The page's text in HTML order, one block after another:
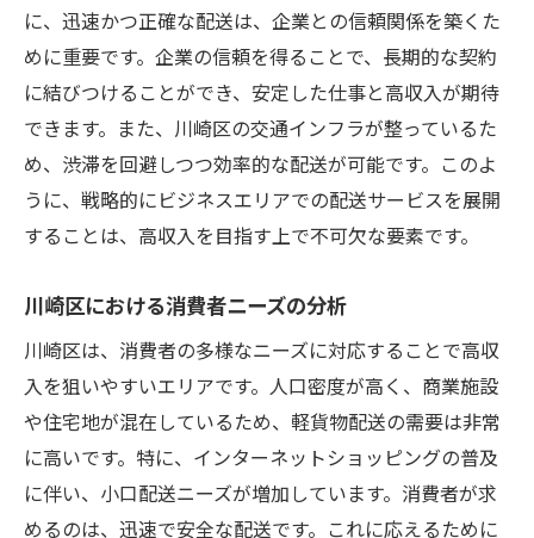
に、迅速かつ正確な配送は、企業との信頼関係を築くた
めに重要です。企業の信頼を得ることで、長期的な契約
に結びつけることができ、安定した仕事と高収入が期待
できます。また、川崎区の交通インフラが整っているた
め、渋滞を回避しつつ効率的な配送が可能です。このよ
うに、戦略的にビジネスエリアでの配送サービスを展開
することは、高収入を目指す上で不可欠な要素です。
川崎区における消費者ニーズの分析
川崎区は、消費者の多様なニーズに対応することで高収
入を狙いやすいエリアです。人口密度が高く、商業施設
や住宅地が混在しているため、軽貨物配送の需要は非常
に高いです。特に、インターネットショッピングの普及
に伴い、小口配送ニーズが増加しています。消費者が求
めるのは、迅速で安全な配送です。これに応えるために